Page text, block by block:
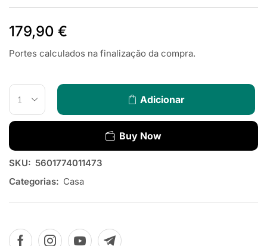
179,90 €
Portes calculados na finalização da compra.
Adicionar
Buy Now
SKU: 5601774011473
Categorias: Casa